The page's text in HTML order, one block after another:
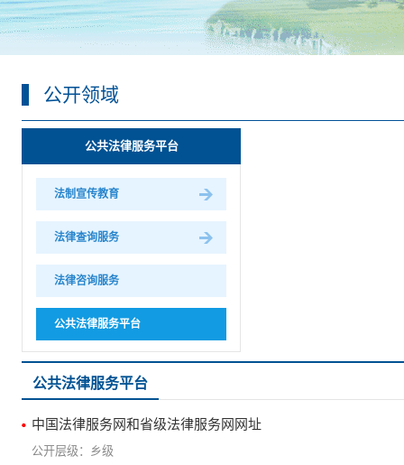
公开领域
公共法律服务平台
法制宣传教育
法律查询服务
法律咨询服务
公共法律服务平台
公共法律服务平台
中国法律服务网和省级法律服务网网址
乡级